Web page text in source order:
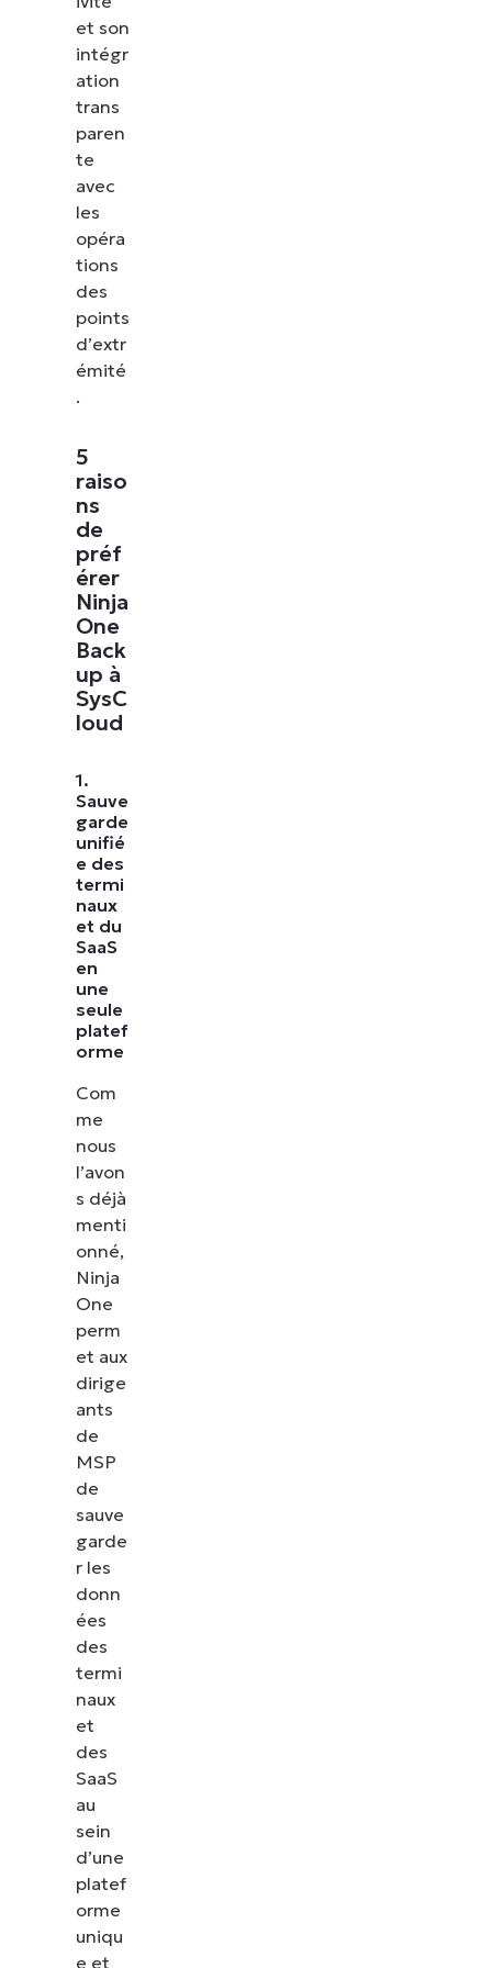
et son
intégr
ation
trans
paren
te
avec
les
opéra
tions
des
points
d’extr
émité
.
5
raiso
ns
de
préf
érer
Ninja
One
Back
up à
SysC
loud
1.
Sauve
garde
unifié
e des
termi
naux
et du
SaaS
en
une
seule
platef
orme
Com
me
nous
l’avon
s déjà
menti
onné,
Ninja
One
perm
et aux
dirige
ants
de
MSP
de
sauve
garde
r les
donn
ées
des
termi
naux
et
des
SaaS
au
sein
d’une
platef
orme
uniqu
e et